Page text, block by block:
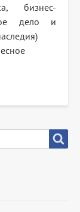
бизнес-
дело и